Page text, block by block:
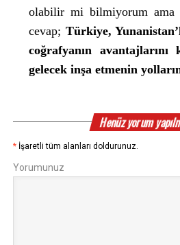
olabilir mi bilmiyorum ama
cevap; Türkiye,
coğrafyanın
gelecek inşa etmenin
Henüz yorum
* İşaretli tüm alanları doldurunuz.
Yorumunuz